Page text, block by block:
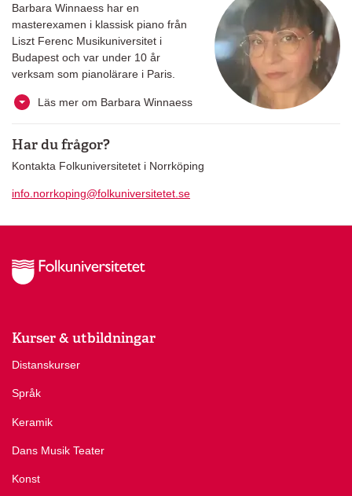
Barbara Winnaess har en
masterexamen i klassisk piano från
Liszt Ferenc Musikuniversitet i
Budapest och var under 10 år
verksam som pianolärare i Paris.
Läs mer om Barbara Winnaess
Har du frågor?
Kontakta Folkuniversitetet i Norrköping
info.norrkoping@folkuniversitetet.se
Kurser & utbildningar
Distanskurser
Språk
Keramik
Dans Musik Teater
Konst